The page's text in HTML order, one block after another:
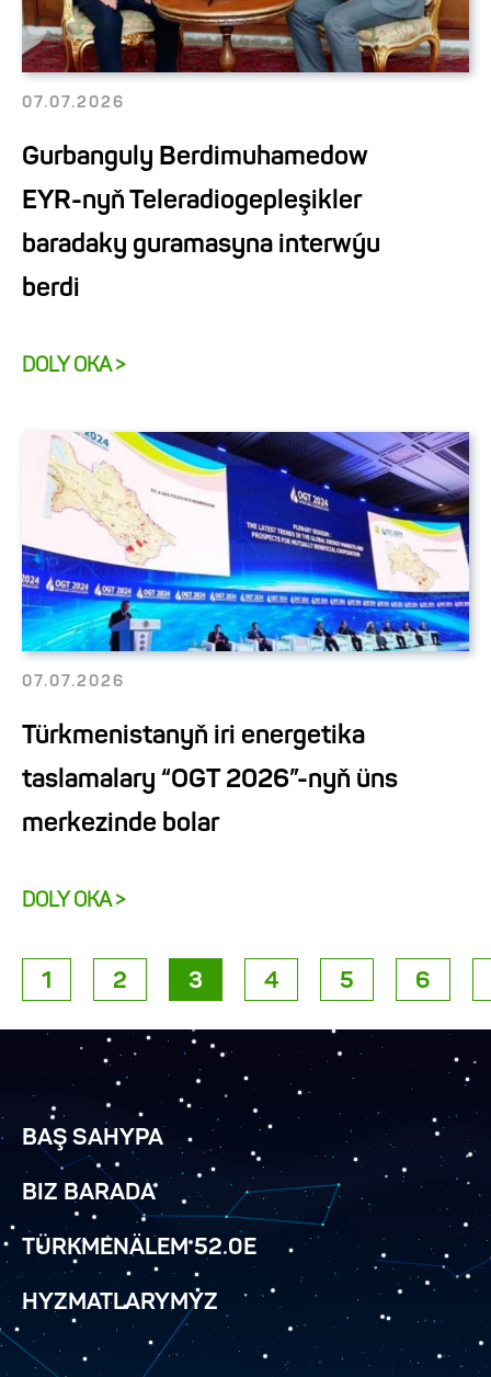
07.07.2026
Gurbanguly Berdimuhamedow
EYR-nyň Teleradiogepleşikler
baradaky guramasyna interwýu
berdi
DOLY OKA >
07.07.2026
Türkmenistanyň iri energetika
taslamalary “OGT 2026”-nyň üns
merkezinde bolar
DOLY OKA >
1 2 3 4 5 6
BAŞ SAHYPA
BIZ BARADA
TÜRKMENÄLEM 52.0E
HYZMATLARYMYZ